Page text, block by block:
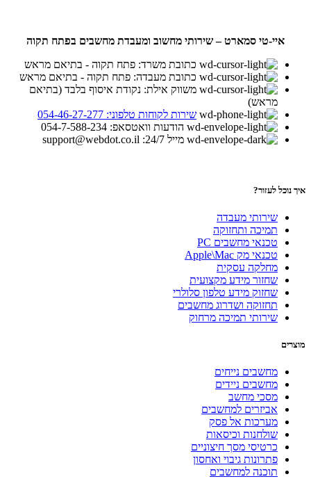
איי-טי סמארט – שירותי מחשוב ומעבדת מחשבים בפתח תקוה
כתובת משרד: פתח תקוה - בתיאם מראש
כתובת מעבדה: פתח תקוה - בתיאם מראש
משווק אילת: נקודת איסוף בלבד (בתיאם
מראש)
שירות לקוחות טלפוני: 054-46-27-277
הודעות וואטסאפ: 054-7-588-234
מייל 24/7: support@webdot.co.il
איך נוכל לעזור?
שירותי מעבדה
תמיכה ותחזוקה
טכנאי מחשבים PC
טכנאי מק Apple\Mac
מחלקה עסקית
שחזור מידע מקצועית
שחזוק מידע טלפון סלולרי
תחזוקה ושדרוג מחשבים
שירותי תמיכה מרחוק
מוצרים
מחשבים נייחים
מחשבים ניידים
מסכי מחשב
אביזרים למחשבים
מערכות אל פסק
שולחנות וכיסאות
כרטיסי מסך חיצוניים
פתרונות גיבוי ואחסון
תוכנה למחשבים